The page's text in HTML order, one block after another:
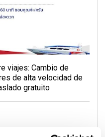
viajes: Cambio de
de alta velocidad de
gratuito